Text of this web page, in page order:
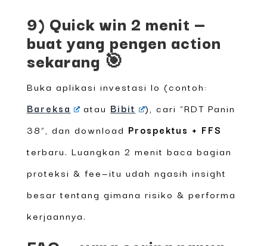
9) Quick win 2 menit —
buat yang pengen action
sekarang 🎯
Buka aplikasi investasi lo (contoh:
Bareksa
atau Bibit
), cari “RDT Panin
38”, dan download Prospektus + FFS
terbaru. Luangkan 2 menit baca bagian
proteksi & fee—itu udah ngasih insight
besar tentang gimana risiko & performa
kerjaannya.